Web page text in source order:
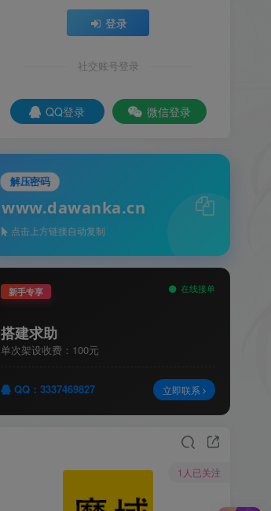
登录
社交账号登录
QQ登录 微信登录
解压密码
www.dawanka.cn
点击上方链接自动复制
新手专享 在线接单
搭建求助
单次架设收费：100元
QQ：3337469827 立即联系
1人已关注